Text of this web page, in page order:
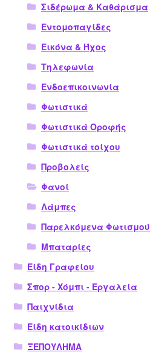
Σιδέρωμα & Καθάρισμα
Εντομοπαγίδες
Εικόνα & Ήχος
Τηλεφωνία
Ενδοεπικοινωνία
Φωτιστικά
Φωτιστικά Οροφής
Φωτιστικά τοίχου
Προβολείς
Φανοί
Λάμπες
Παρελκόμενα Φωτισμού
Μπαταρίες
Είδη Γραφείου
Σπορ - Χόμπι - Εργαλεία
Παιχνίδια
Είδη κατοικίδιων
ΞΕΠΟΥΛΗΜΑ